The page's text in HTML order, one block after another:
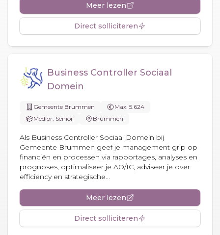
Meer lezen
Direct solliciteren
Business Controller Sociaal
Domein
Gemeente Brummen
Max. 5.624
Medior, Senior
Brummen
Als Business Controller Sociaal Domein bij
Gemeente Brummen geef je management grip op
financiën en processen via rapportages, analyses en
prognoses, optimaliseer je AO/IC, adviseer je over
efficiency en strategische...
Meer lezen
Direct solliciteren